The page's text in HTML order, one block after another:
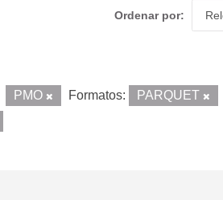
Ordenar por
PMO Formatos: PARQUET